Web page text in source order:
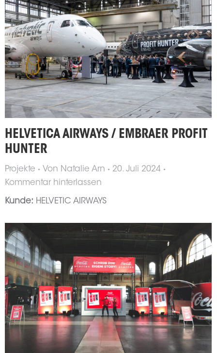
HELVETICA AIRWAYS / EMBRAER PROFIT
HUNTER
Projekte Von Natalie Arn
20. Juli 2024
Kommentar hinterlassen
Kunde: HELVETIC AIRWAYS